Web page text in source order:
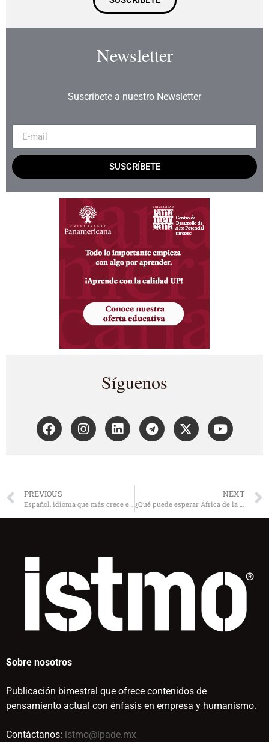
Newsletter
Suscríbete a nuestro Newsletter
SUSCRÍBETE
Síguenos
PREVIOUS
Español, idioma que más crece en internet
NEXT
¿Qué puede esperar África de la crisis mundial?
Sobre nosotros
Publicación bimestral que ofrece contenidos de
pensamiento actual con énfasis en empresa y humanismo.
Contáctanos: istmo@ipade.mx